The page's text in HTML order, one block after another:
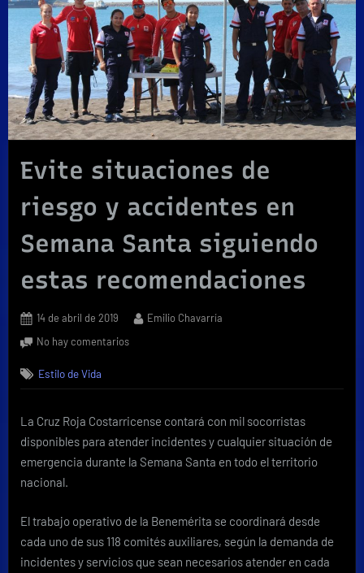
Evite situaciones de
riesgo y accidentes en
Semana Santa siguiendo
estas recomendaciones
Posted
14 de abril de 2019 By
Emilio Chavarría
No hay comentariosen
de
y
accidentes
en
estas
recomendaciones
Estilo de Vida
La Cruz Roja Costarricense contará con mil socorristas
disponibles para atender incidentes y cualquier situación de
emergencia durante la Semana Santa en todo el territorio
nacional.
El trabajo operativo de la Benemérita se coordinará desde
cada uno de sus 118 comités auxiliares, según la demanda de
incidentes y servicios que sean necesarios atender en cada